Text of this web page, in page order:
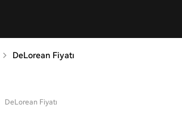
DeLorean Fiyatı
DeLorean Fiyatı